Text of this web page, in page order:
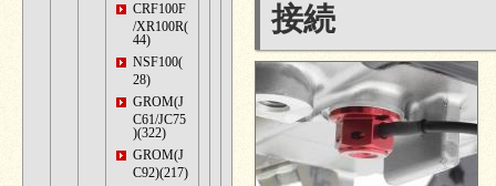
CRF100F
/XR100R(
44)
NSF100(
28)
GROM(J
C61/JC75
)(322)
GROM(J
C92)(217)
接続